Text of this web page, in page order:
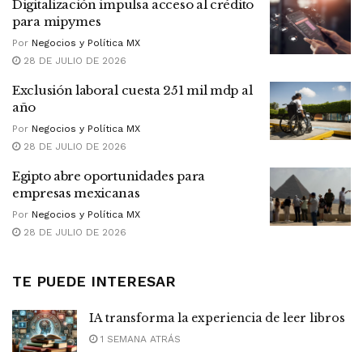
Digitalización impulsa acceso al crédito
para mipymes
Por Negocios y Política MX
28 DE JULIO DE 2026
Exclusión laboral cuesta 251 mil mdp al
año
Por Negocios y Política MX
28 DE JULIO DE 2026
Egipto abre oportunidades para
empresas mexicanas
Por Negocios y Política MX
28 DE JULIO DE 2026
TE PUEDE INTERESAR
IA transforma la experiencia de leer libros
1 SEMANA ATRÁS